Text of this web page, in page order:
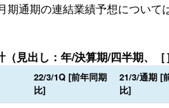
期通期の連結業績予想につい
（見出し：年/決算期/四半期、［
22/3/1Q [前年同期
比]
21/3/通期 [
比]